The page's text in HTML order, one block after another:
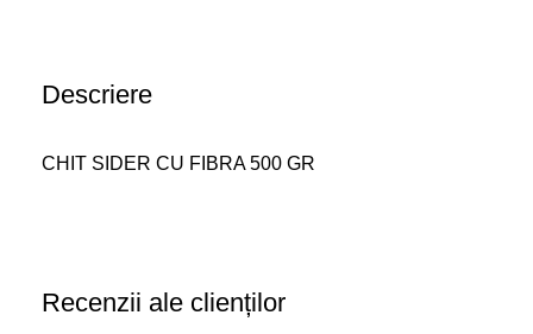
Descriere
CHIT SIDER CU FIBRA 500 GR
Recenzii ale clienților